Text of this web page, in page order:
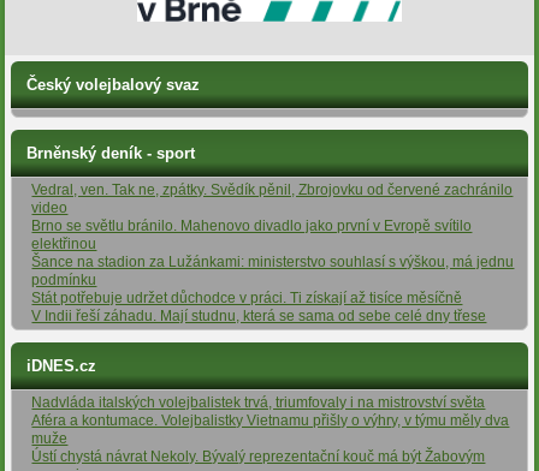
Český volejbalový svaz
Brněnský deník - sport
Vedral, ven. Tak ne, zpátky. Svědík pěnil, Zbrojovku od červené zachránilo
video
Brno se světlu bránilo. Mahenovo divadlo jako první v Evropě svítilo
elektřinou
Šance na stadion za Lužánkami: ministerstvo souhlasí s výškou, má jednu
podmínku
Stát potřebuje udržet důchodce v práci. Ti získají až tisíce měsíčně
V Indii řeší záhadu. Mají studnu, která se sama od sebe celé dny třese
iDNES.cz
Nadvláda italských volejbalistek trvá, triumfovaly i na mistrovství světa
Aféra a kontumace. Volejbalistky Vietnamu přišly o výhry, v týmu měly dva
muže
Ústí chystá návrat Nekoly. Bývalý reprezentační kouč má být Žabovým